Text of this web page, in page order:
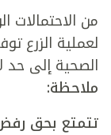
من الاحتمالات
لعملية الزرع
الصحية إلى حد
ملاحظة:
تتمتع بحق